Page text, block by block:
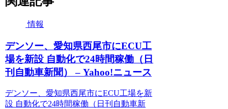
情報
デンソー、愛知県西尾市にECU工
場を新設 自動化で24時間稼働（日
刊自動車新聞） – Yahoo!ニュース
デンソー、愛知県西尾市にECU工場を新
設 自動化で24時間稼働（日刊自動車新